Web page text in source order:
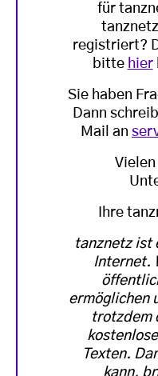
für
registriert?
bitte hier
Sie haben
Dann
Mail an
Ihre
tanznetz ist
Internet.
ermöglichen
trotzdem
Texten.
kann,